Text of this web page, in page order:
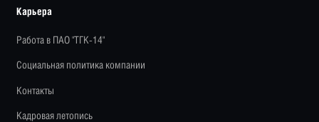
Карьера
Работа в ПАО "ТГК-14"
Социальная политика компании
Контакты
Кадровая летопись